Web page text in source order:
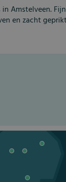
Amstelveen.
en zacht